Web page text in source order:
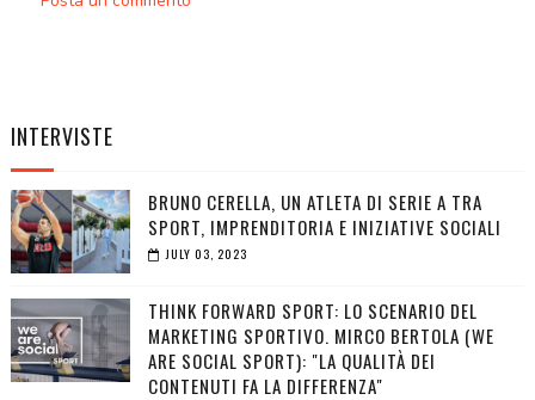
INTERVISTE
BRUNO CERELLA, UN ATLETA DI SERIE A TRA
SPORT, IMPRENDITORIA E INIZIATIVE SOCIALI
JULY 03, 2023
THINK FORWARD SPORT: LO SCENARIO DEL
MARKETING SPORTIVO. MIRCO BERTOLA (WE
ARE SOCIAL SPORT): "LA QUALITÀ DEI
CONTENUTI FA LA DIFFERENZA"